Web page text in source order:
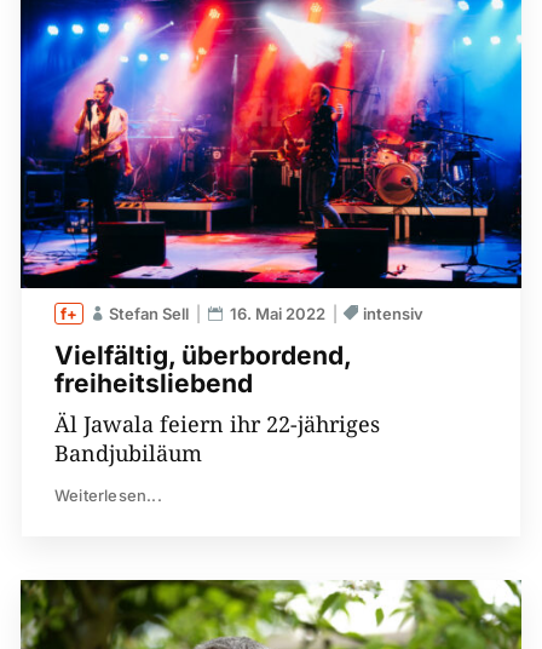
Vielfältig, überbordend,
freiheitsliebend
Stefan Sell 16. Mai 2022 intensiv
Äl Jawala feiern ihr 22-jähriges
Bandjubiläum
Weiterlesen...